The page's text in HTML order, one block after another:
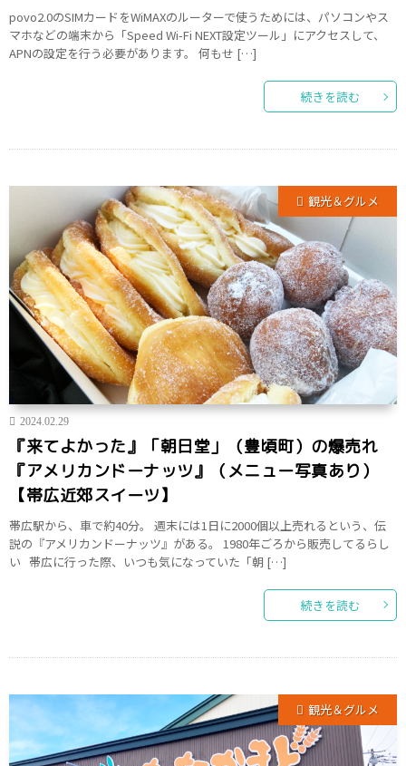
povo2.0のSIMカードをWiMAXのルーターで使うためには、パソコンやス
マホなどの端末から「Speed Wi-Fi NEXT設定ツール」にアクセスして、
APNの設定を行う必要があります。 何もせ […]
続きを読む
観光＆グルメ
2024.02.29
『来てよかった』「朝日堂」（豊頃町）の爆売れ
『アメリカンドーナッツ』（メニュー写真あり）
【帯広近郊スイーツ】
帯広駅から、車で約40分。 週末には1日に2000個以上売れるという、伝
説の『アメリカンドーナッツ』がある。 1980年ごろから販売してるらし
い 帯広に行った際、いつも気になっていた「朝 […]
続きを読む
観光＆グルメ